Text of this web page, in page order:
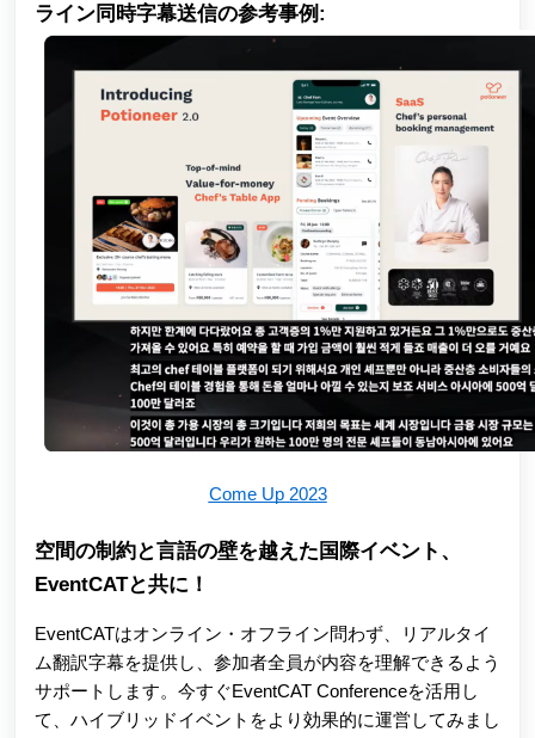
ライン同時字幕送信の参考事例:
Come Up 2023
空間の制約と言語の壁を越えた国際イベント、
EventCATと共に！
EventCATはオンライン・オフライン問わず、リアルタイ
ム翻訳字幕を提供し、参加者全員が内容を理解できるよう
サポートします。今すぐEventCAT Conferenceを活用し
て、ハイブリッドイベントをより効果的に運営してみまし